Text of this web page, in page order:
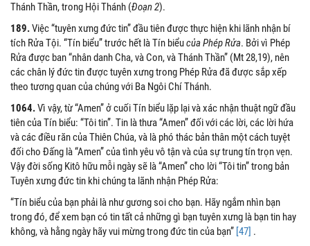
Thánh Thần, trong Hội Thánh (Đoạn 2).
189.Việc “tuyên xưng đức tin” đầu tiên được thực hiện khi lãnh nhận bí
tích Rửa Tội. “Tín biểu” trước hết là Tín biểucủa Phép Rửa. Bởi vì Phép
Rửa được ban “nhân danh Cha, và Con, và Thánh Thần” (Mt 28,19), nên
các chân lý đức tin được tuyên xưng trong Phép Rửa đã được sắp xếp
theo tương quan của chúng với Ba Ngôi Chí Thánh.
1064.Vì vậy, từ “Amen” ở cuối Tín biểu lặp lại và xác nhận thuật ngữ đầu
tiên của Tín biểu: “Tôi tin”. Tin là thưa “Amen” đối với các lời, các lời hứa
và các điều răn của Thiên Chúa, và là phó thác bản thân một cách tuyệt
đối cho Đấng là “Amen” của tình yêu vô tận và của sự trung tín trọn vẹn.
Vậy đời sống Kitô hữu mỗi ngày sẽ là “Amen” cho lời “Tôi tin” trong bản
Tuyên xưng đức tin khi chúng ta lãnh nhận Phép Rửa:
“Tín biểu của bạn phải là như gương soi cho bạn. Hãy ngắm nhìn bạn
trong đó, để xem bạn có tin tất cả những gì bạn tuyên xưng là bạn tin hay
không, và hằng ngày hãy vui mừng trong đức tin của bạn” [47] .